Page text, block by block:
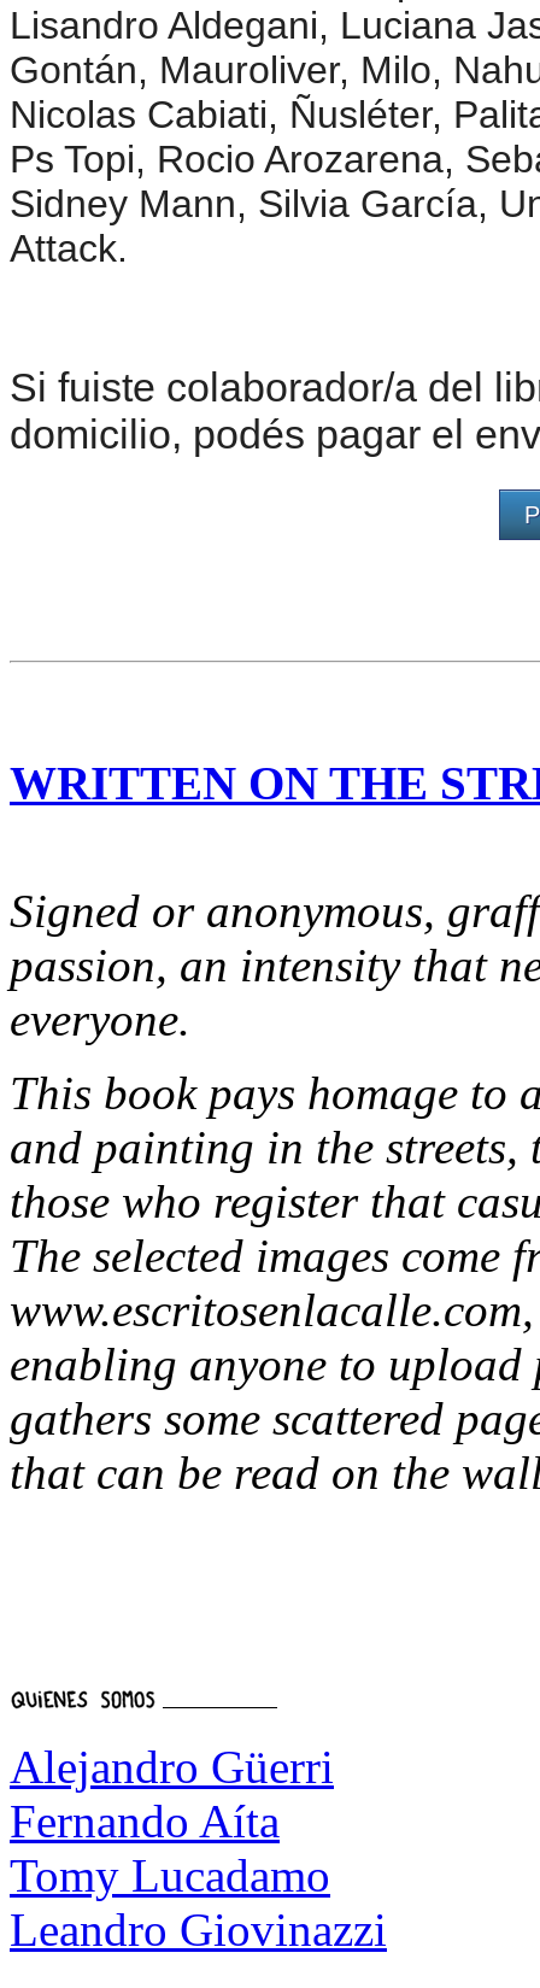
Lisandro Aldegani, Luciana
Gontán, Mauroliver, Milo,
Nicolas Cabiati, Ñusléter,
Ps Topi, Rocio Arozarena,
Sidney Mann, Silvia García,
Attack.
Si fuiste colaborador/a del
domicilio, podés pagar el
WRITTEN ON THE
Signed or anonymous,
passion, an intensity that
everyone.
This book pays homage
and painting in the streets,
those who register that
The selected images come
enabling anyone to
gathers some scattered
that can be read on the
Alejandro Güerri
Fernando Aíta
Tomy Lucadamo
Leandro Giovinazzi